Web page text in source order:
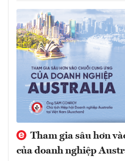
Tham gia sâu hơn
của doanh nghiệp